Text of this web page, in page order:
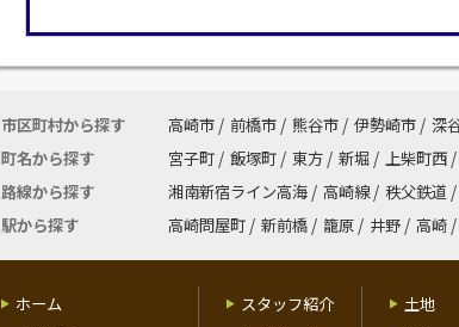
市区町村から探す 高崎市 / 前橋市 / 熊谷市 / 伊勢崎市 / 深
町名から探す
宮子町 / 飯塚町 / 東方 / 新堀 / 上柴町西 /
路線から探す
湘南新宿ライン高海 / 高崎線 / 秩父鉄道 /
駅から探す
高崎問屋町 / 新前橋 / 籠原 / 井野 / 高崎 /
ホーム
スタッフ紹介
土地